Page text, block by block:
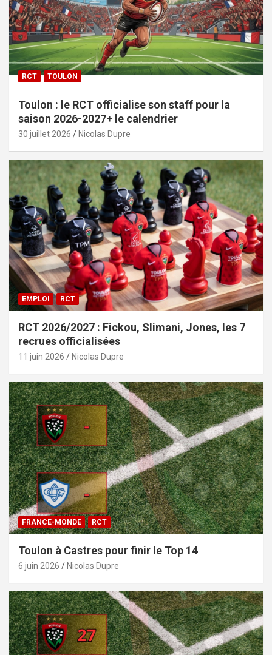
RCT TOULON
Toulon : le RCT officialise son staff pour la
saison 2026-2027+ le calendrier
30 juillet 2026 Nicolas Dupre
EMPLOI RCT
RCT 2026/2027 : Fickou, Slimani, Jones, les 7
recrues officialisées
11 juin 2026 Nicolas Dupre
FRANCE-MONDE RCT
Toulon à Castres pour finir le Top 14
6 juin 2026 Nicolas Dupre